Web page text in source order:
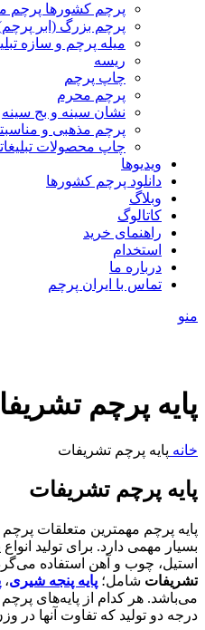
پرچم کشورها پرچم
پرچم بزرگ (ابر
میله پرچم و سازه
ریسه
چاپ پرچم
پرچم محرم
نشان سینه و بج سینه
پرچم مذهبی و
چاپ محصولات
ویدیوها
دانلود پرچم کشورها
وبلاگ
کاتالوگ
راهنمای خرید
استخدام
درباره ما
تماس با ایران پرچم
منو
پایه پرچم
خانه پایه پرچم تشریفات
پایه پرچم تشریفات
پایه پرچم مهمترین متعلقات
بسیار مهمی دارد. برای تولید
استیل، چوب و آهن استفاده
تشریفات شامل؛ پایه پنجه شیری،
می‌باشد. هر کدام از پایه‌های
درجه دو تولید که تفاوت آنها در